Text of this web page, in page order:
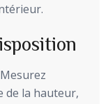
de la hauteur,